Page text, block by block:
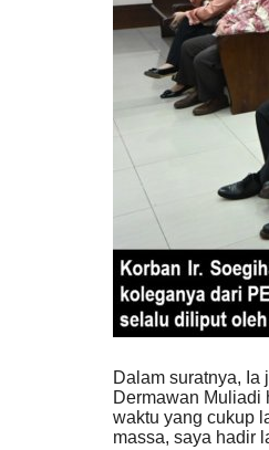
Dalam suratnya,
Dermawan Muliadi
waktu yang cukup
massa, saya hadir